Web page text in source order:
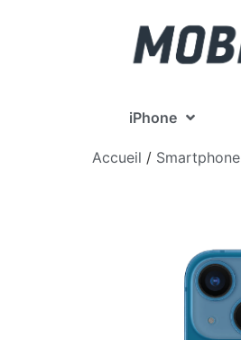
iPhone
Accueil / Smartphone